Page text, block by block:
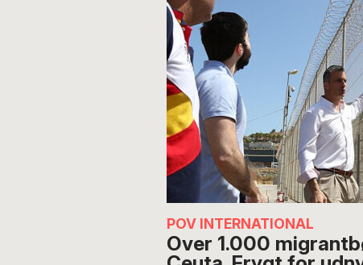
POV INTERNATIONAL
Over 1.000